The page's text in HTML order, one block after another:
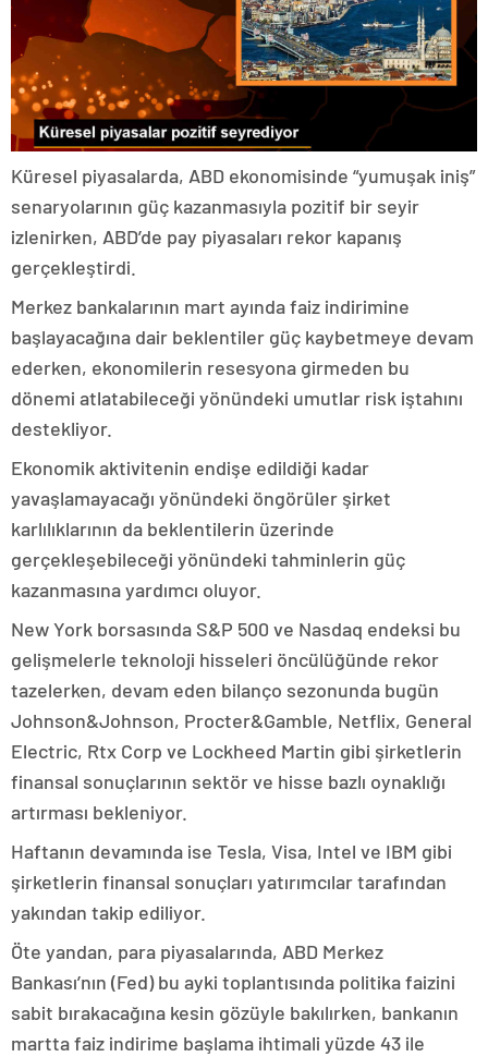
Küresel piyasalarda, ABD ekonomisinde “yumuşak iniş”
senaryolarının güç kazanmasıyla pozitif bir seyir
izlenirken, ABD’de pay piyasaları rekor kapanış
gerçekleştirdi.
Merkez bankalarının mart ayında faiz indirimine
başlayacağına dair beklentiler güç kaybetmeye devam
ederken, ekonomilerin resesyona girmeden bu
dönemi atlatabileceği yönündeki umutlar risk iştahını
destekliyor.
Ekonomik aktivitenin endişe edildiği kadar
yavaşlamayacağı yönündeki öngörüler şirket
karlılıklarının da beklentilerin üzerinde
gerçekleşebileceği yönündeki tahminlerin güç
kazanmasına yardımcı oluyor.
New York borsasında S&P 500 ve Nasdaq endeksi bu
gelişmelerle teknoloji hisseleri öncülüğünde rekor
tazelerken, devam eden bilanço sezonunda bugün
Johnson&Johnson, Procter&Gamble, Netflix, General
Electric, Rtx Corp ve Lockheed Martin gibi şirketlerin
finansal sonuçlarının sektör ve hisse bazlı oynaklığı
artırması bekleniyor.
Haftanın devamında ise Tesla, Visa, Intel ve IBM gibi
şirketlerin finansal sonuçları yatırımcılar tarafından
yakından takip ediliyor.
Öte yandan, para piyasalarında, ABD Merkez
Bankası’nın (Fed) bu ayki toplantısında politika faizini
sabit bırakacağına kesin gözüyle bakılırken, bankanın
martta faiz indirime başlama ihtimali yüzde 43 ile